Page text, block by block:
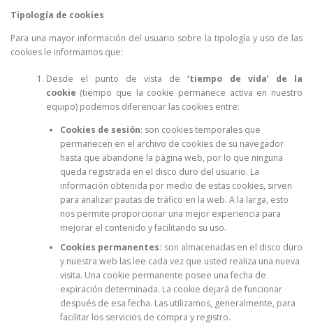
Tipología de cookies
Para una mayor información del usuario sobre la tipología y uso de las
cookies le informamos que:
Desde el punto de vista de‘tiempo de vida’ de la
cookie (tiempo que la cookie permanece activa en nuestro
equipo) podemos diferenciar las cookies entre:
Cookies de sesión: son cookies temporales que
permanecen en el archivo de cookies de su navegador
hasta que abandone la página web, por lo que ninguna
queda registrada en el disco duro del usuario. La
información obtenida por medio de estas cookies, sirven
para analizar pautas de tráfico en la web. A la larga, esto
nos permite proporcionar una mejor experiencia para
mejorar el contenido y facilitando su uso.
Cookies permanentes: son almacenadas en el disco duro
y nuestra web las lee cada vez que usted realiza una nueva
visita. Una cookie permanente posee una fecha de
expiración determinada. La cookie dejará de funcionar
después de esa fecha. Las utilizamos, generalmente, para
facilitar los servicios de compra y registro.